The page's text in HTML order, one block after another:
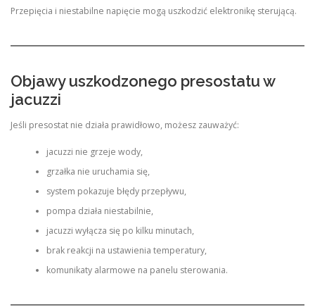
Przepięcia i niestabilne napięcie mogą uszkodzić elektronikę sterującą.
Objawy uszkodzonego presostatu w
jacuzzi
Jeśli presostat nie działa prawidłowo, możesz zauważyć:
jacuzzi nie grzeje wody,
grzałka nie uruchamia się,
system pokazuje błędy przepływu,
pompa działa niestabilnie,
jacuzzi wyłącza się po kilku minutach,
brak reakcji na ustawienia temperatury,
komunikaty alarmowe na panelu sterowania.